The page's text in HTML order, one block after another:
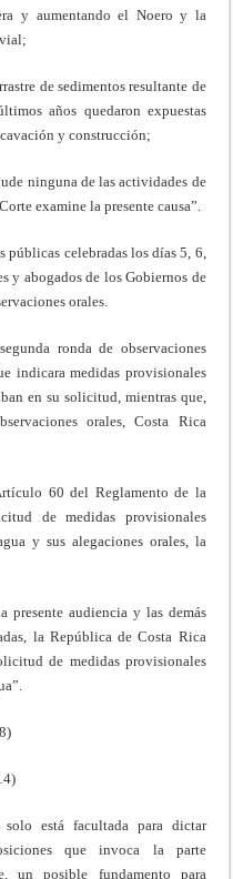
y aumentando el Noero y la
de sedimentos resultante de
años quedaron expuestas
y construcción;
ninguna de las actividades de
examine la presente causa”.
públicas celebradas los días 5, 6,
y abogados de los Gobiernos de
orales.
ronda de observaciones
indicara medidas provisionales
en su solicitud, mientras que,
orales, Costa Rica
60 del Reglamento de la
de medidas provisionales
y sus alegaciones orales, la
presente audiencia y las demás
la República de Costa Rica
de medidas provisionales
está facultada para dictar
que invoca la parte
un posible fundamento para